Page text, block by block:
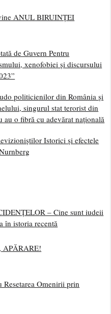
ANUL BIRUINȚEI
de Guvern Pentru
xenofobiei și discursului
politicienilor din România și
singurul stat terorist din
au o fibră cu adevărat națională
Istorici și efectele
– Cine sunt iudeii
în istoria recentă
APĂRARE!
Resetarea Omenirii prin